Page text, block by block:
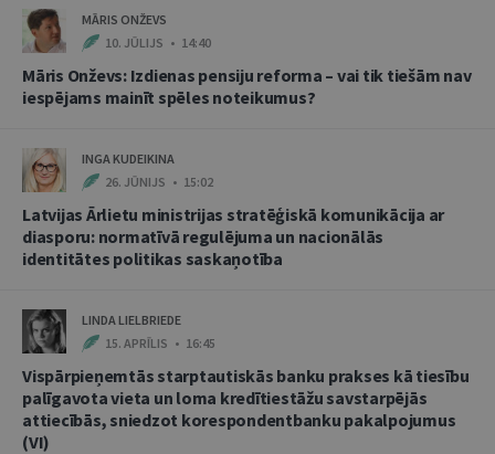
MĀRIS ONŽEVS
10. JŪLIJS • 14:40
Māris Onževs: Izdienas pensiju reforma – vai tik tiešām nav
iespējams mainīt spēles noteikumus?
INGA KUDEIKINA
26. JŪNIJS • 15:02
Latvijas Ārlietu ministrijas stratēģiskā komunikācija ar
diasporu: normatīvā regulējuma un nacionālās
identitātes politikas saskaņotība
LINDA LIELBRIEDE
15. APRĪLIS • 16:45
Vispārpieņemtās starptautiskās banku prakses kā tiesību
palīgavota vieta un loma kredītiestāžu savstarpējās
attiecībās, sniedzot korespondentbanku pakalpojumus
(VI)